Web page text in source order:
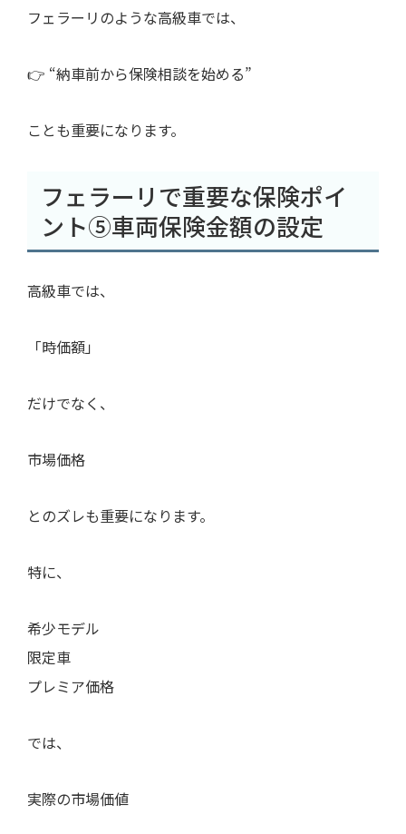
フェラーリのような高級車では、
👉 “納車前から保険相談を始める”
ことも重要になります。
フェラーリで重要な保険ポイ
ント⑤車両保険金額の設定
高級車では、
「時価額」
だけでなく、
市場価格
とのズレも重要になります。
特に、
希少モデル
限定車
プレミア価格
では、
実際の市場価値